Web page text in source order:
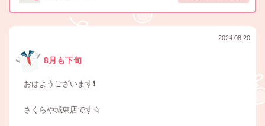
2024.08.20
8月も下旬
おはようございます❗
さくらや城東店です☆